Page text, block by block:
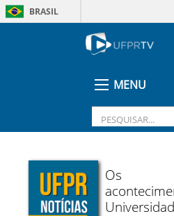
BRASIL
MENU
Os